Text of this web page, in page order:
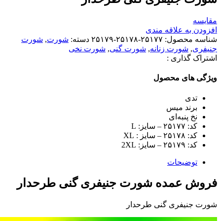
مقایسه
افزودن به علاقه مندی
شناسه محصول: ۲۵۱۷۷-۲۵۱۷۸-۲۵۱۷۹ دسته: شورت, شورت
جنیفری, شورت زنانه, شورت گنی, شورت نخی
اشتراک گذاری :
ویژگی های محصول
تدی
برند میس
نخ پنبه‌ای
کد: ۲۵۱۷۷ – سایز: L
کد: ۲۵۱۷۸ – سایز : XL
کد: ۲۵۱۷۹ – سایز: 2XL
توضیحات
فروش عمده شورت جنیفری گنی طرحدار
شورت جنیفری گنی طرحدار